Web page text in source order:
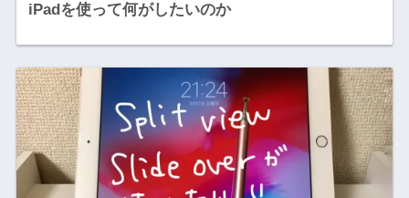
iPadを使って何がしたいのか